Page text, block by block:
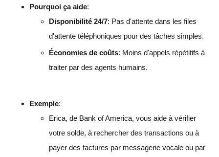
Pourquoi ça aide:
Disponibilité 24/7: Pas d'attente dans les files
d'attente téléphoniques pour des tâches simples.
Économies de coûts: Moins d'appels répétitifs à
traiter par des agents humains.
Exemple:
Erica, de Bank of America, vous aide à vérifier
votre solde, à rechercher des transactions ou à
payer des factures par messagerie vocale ou par